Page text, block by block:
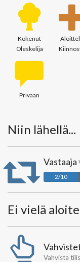
Kokenut
Oleskelija
Privaan
Niin lähellä...
Vastaaja
2/10
Ei vielä
Vahvista